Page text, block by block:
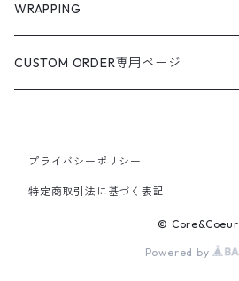
WRAPPING
CUSTOM ORDER専用ページ
プライバシーポリシー
特定商取引法に基づく表記
© Core&Coeur
Powered by